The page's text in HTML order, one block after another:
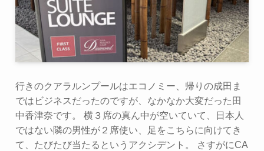
行きのクアラルンプールはエコノミー、帰りの成田ま
ではビジネスだったのですが、なかなか大変だった田
中香津奈です。 横３席の真ん中が空いていて、日本人
ではない隣の男性が２席使い、足をこちらに向けてき
て、たびたび当たるというアクシデント。 さすがにCA